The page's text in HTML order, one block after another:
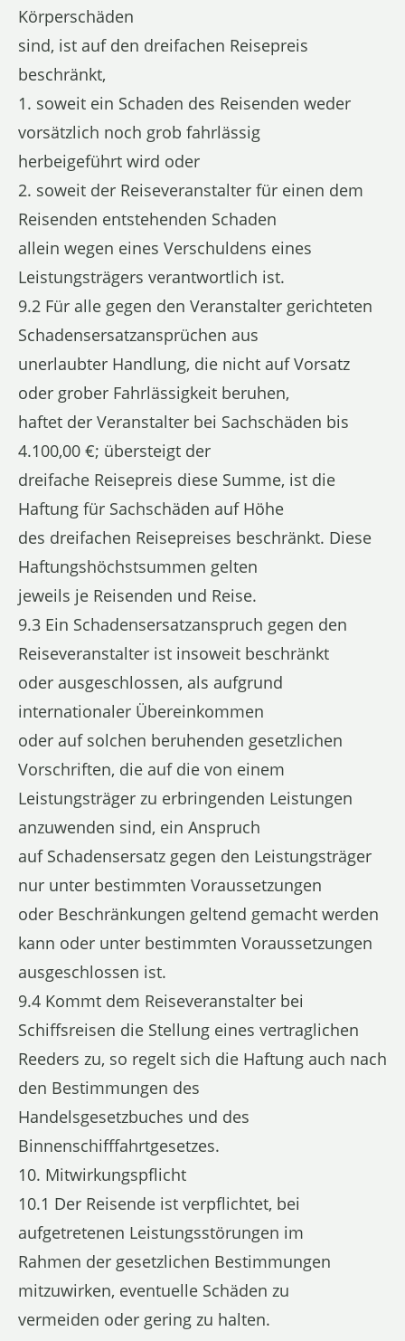
Körperschäden
sind, ist auf den dreifachen Reisepreis
beschränkt,
1. soweit ein Schaden des Reisenden weder
vorsätzlich noch grob fahrlässig
herbeigeführt wird oder
2. soweit der Reiseveranstalter für einen dem
Reisenden entstehenden Schaden
allein wegen eines Verschuldens eines
Leistungsträgers verantwortlich ist.
9.2 Für alle gegen den Veranstalter gerichteten
Schadensersatzansprüchen aus
unerlaubter Handlung, die nicht auf Vorsatz
oder grober Fahrlässigkeit beruhen,
haftet der Veranstalter bei Sachschäden bis
4.100,00 €; übersteigt der
dreifache Reisepreis diese Summe, ist die
Haftung für Sachschäden auf Höhe
des dreifachen Reisepreises beschränkt. Diese
Haftungshöchstsummen gelten
jeweils je Reisenden und Reise.
9.3 Ein Schadensersatzanspruch gegen den
Reiseveranstalter ist insoweit beschränkt
oder ausgeschlossen, als aufgrund
internationaler Übereinkommen
oder auf solchen beruhenden gesetzlichen
Vorschriften, die auf die von einem
Leistungsträger zu erbringenden Leistungen
anzuwenden sind, ein Anspruch
auf Schadensersatz gegen den Leistungsträger
nur unter bestimmten Voraussetzungen
oder Beschränkungen geltend gemacht werden
kann oder unter bestimmten Voraussetzungen
ausgeschlossen ist.
9.4 Kommt dem Reiseveranstalter bei
Schiffsreisen die Stellung eines vertraglichen
Reeders zu, so regelt sich die Haftung auch nach
den Bestimmungen des
Handelsgesetzbuches und des
Binnenschifffahrtgesetzes.
10. Mitwirkungspflicht
10.1 Der Reisende ist verpflichtet, bei
aufgetretenen Leistungsstörungen im
Rahmen der gesetzlichen Bestimmungen
mitzuwirken, eventuelle Schäden zu
vermeiden oder gering zu halten.